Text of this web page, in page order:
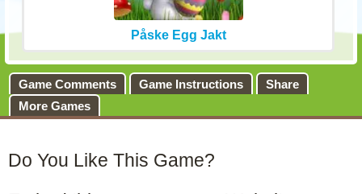
Påske Egg Jakt
Game Comments Game Instructions
Share
More Games
Do You Like This Game?